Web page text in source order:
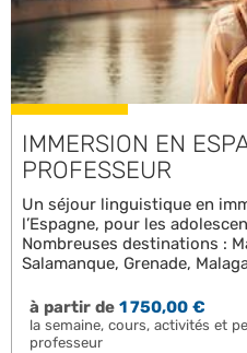
IMMERSION EN
PROFESSEUR
Un séjour linguistique en
l’Espagne, pour les
Nombreuses destinations :
Salamanque, Grenade,
à partir de1 750,00 €
la semaine, cours, activités et
professeur